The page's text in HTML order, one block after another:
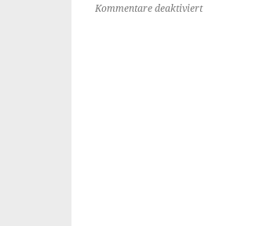
Kommentare deaktiviertfür